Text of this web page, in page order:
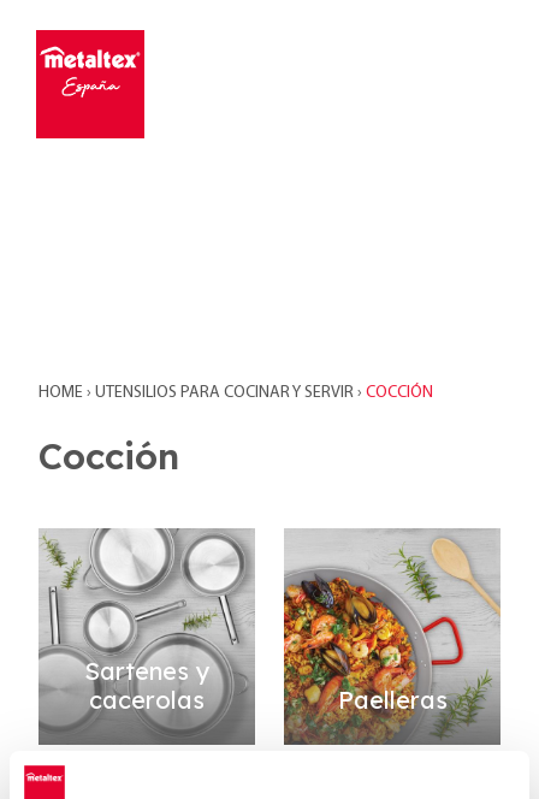
HOME › UTENSILIOS PARA COCINAR Y SERVIR › COCCIÓN
Cocción
Sartenes y
cacerolas
Paelleras